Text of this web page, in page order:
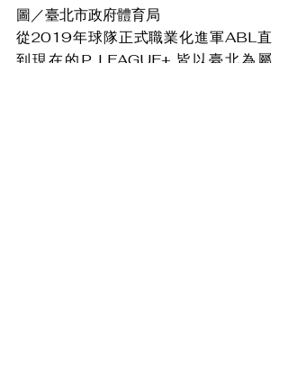
圖／臺北市政府體育局
從2019年球隊正式職業化進軍ABL直
到現在的P. LEAGUE+ 皆以臺北為屬